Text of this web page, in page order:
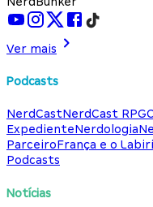
Ver mais
Podcasts
NerdCastNerdCast RPG
ExpedienteNerdologia
ParceiroFrança e o
Podcasts
Notícias